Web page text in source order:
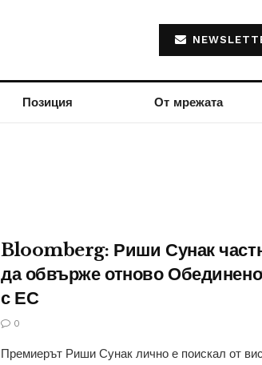
Позиция От мрежата
Bloomberg: Риши Сунак
да обвърже отново
с ЕС
0
Премиерът Риши Сунак лично е поискал от